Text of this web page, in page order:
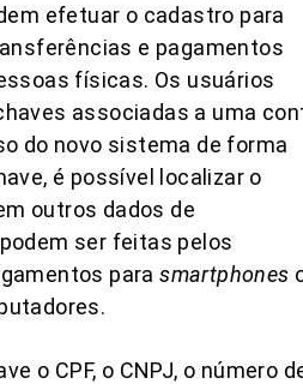
efetuar o cadastro para
e pagamentos
físicas. Os usuários
associadas a uma
do novo sistema de forma
é possível localizar o
outros dados de
ser feitas pelos
parasmartphones
o CPF, o CNPJ, o número